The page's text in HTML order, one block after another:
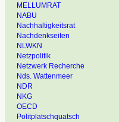
MELLUMRAT
NABU
Nachhaltigkeitsrat
Nachdenkseiten
NLWKN
Netzpolitik
Netzwerk Recherche
Nds. Wattenmeer
NDR
NKG
OECD
Politplatschquatsch